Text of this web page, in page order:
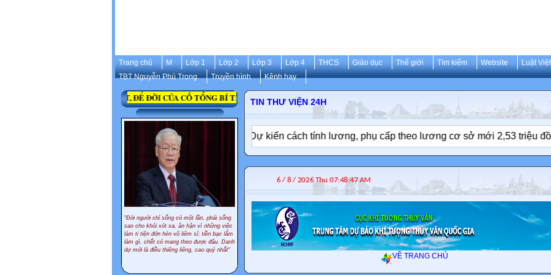
Trang chủ M Lớp 1 Lớp 2 Lớp 3 Lớp 4 THCS Giáo dục Thế giới Tìm kiếm Website Luật
TBT Nguyễn Phú Trọng
Truyền hình Kênh hay
NÓI SÂU SẮC, TÂM HUYẾT, ĐỂ ĐỜI CỦA CỐ TỔNG BÍ THƯ NGUYỄN PHÚ TRỌNG
"Đời người chỉ sống có một lần, phải sống
sao cho khỏi xót xa, ân hận vì những việc
làm ti tiện đớn hèn vô liêm sỉ; tiền bạc lắm
làm gì, chết có mang theo được đâu. Danh
dự mới là điều thiêng liêng, cao quý nhất"
TIN THƯ VIỆN 24H
mục tiêu tiếng Anh là ngôn ngữ thứ hai Dự kiến cách tính lương, phụ cấp theo lương cơ sở mới 2,53 triệu đồng/
VỀ TRANG CHỦ